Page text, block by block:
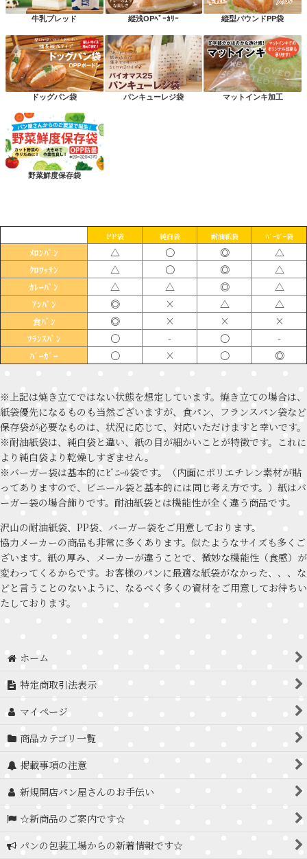
牛乳ブレッド 縦浅OPﾍﾞｰｶﾘｰ 縦型パウンドPP袋
ドッグパン袋 パンキューレジ袋 マットインキ加工
野菜鮮度保存袋
PP袋 純白袋 耐油紙袋 ﾊﾞｰｶﾞｰ袋
ﾒﾛﾝﾊﾟﾝ △ 〇 ◎ △
ｸﾛﾜｯｻﾝ △ 〇 ◎ △
ｶﾚｰﾊﾟﾝ △ △ ◎ △
ｱﾝﾊﾟﾝ ◎ × △ △
食ﾊﾟﾝ ◎ × × ×
ﾌﾗﾝｽﾊﾟﾝ 〇 - 〇 -
ﾊﾞｰｶﾞｰ 〇 × 〇 ◎
※上記は焼き立てではない状態を想定しています。焼き立ての場合は、
紙袋優先になるものも当然ございますが、食パン、フランスパン袋など
保存袋が必要なものは、状況に応じて、対応いただけますと幸いです。
※耐油紙袋は、純白袋と違い、紙の目が細かいことが特徴です。これに
より純白袋より乾燥しすぎません。
※バーガー袋は基本的にﾋﾞﾆｰﾙ袋です。（内面にポリエチレン素材が貼
ってありますので、ビニール袋と基本的には同じ考え方です。）紙はバ
ーガー袋の場合飾りです。耐油紙袋とは機能性が全く違う商品です。
沢山の耐油紙袋、PP袋、バーガー袋をご用意しております。
協力メーカーの商品も非常に多くあります。似たようなサイズも多くご
ざいます。紙の厚み、メーカーが違うことで、微妙な機能性（食感）が
変わってくるからです。お客様のパンに最適な紙袋がなかった、、、な
どと言うことのないように、なるべく多くの資材をご用意してお待ちい
たしております。
ホーム
特定商取引法表示
マイページ
商品カテゴリ一覧
掲載事項の注意
新規開店パン屋さんのお手伝い
☆新商品のご案内です☆
パンの包装工場からの新着情報です☆